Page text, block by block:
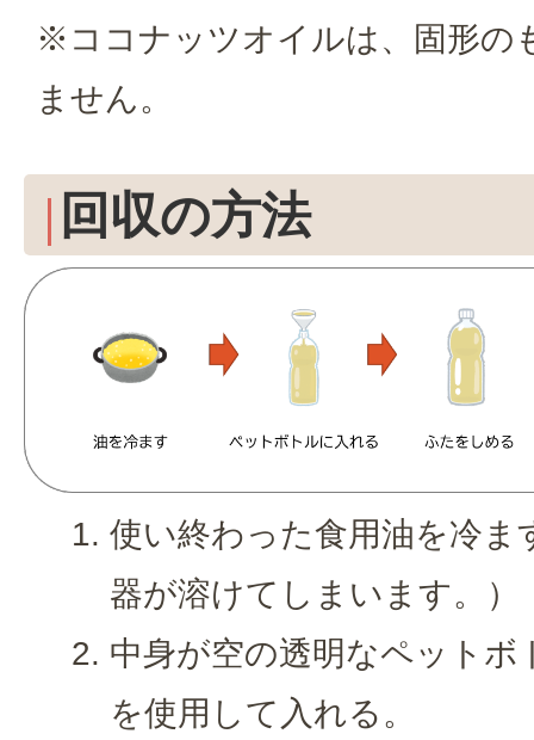
※ココナッツオイルは、固形の
ません。
回収の方法
使い終わった食用油を冷ま
器が溶けてしまいます。）
中身が空の透明なペット
を使用して入れる。